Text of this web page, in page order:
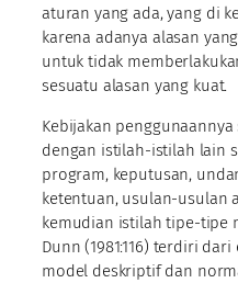
aturan yang ada, yang di
karena adanya alasan
untuk tidak
sesuatu alasan yang kuat.
Kebijakan
dengan istilah-istilah lain
program, keputusan,
ketentuan, usulan-usulan
kemudian istilah tipe-tipe
Dunn (1981:116) terdiri
model deskriptif dan